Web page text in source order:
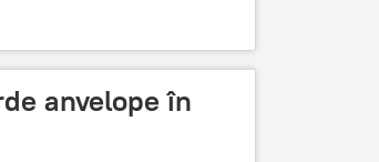
anvelope în